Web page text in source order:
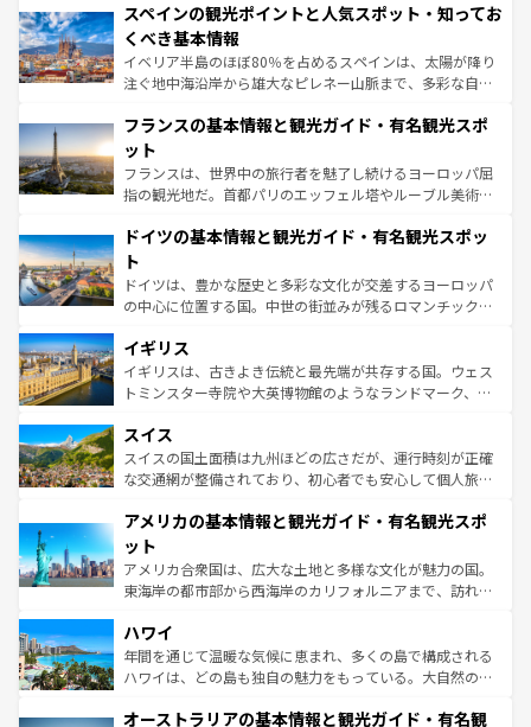
ろん、トスカーナの美しい田園風景やアマルフィ海岸の絶
景など、自然景観も見逃せない。観光の合間には、本場の
ピザやパスタなど、絶品のイタリア料理を堪能することも
できる。朝目覚めてから夜眠るまで、すべての瞬間を楽し
なお、新着のイタリア情報はコンテンツ一覧を参照してほ
しい。
スペインの観光ポイントと人気スポット・知ってお
くべき基本情報
イベリア半島のほぼ80％を占めるスペインは、太陽が降り
注ぐ地中海沿岸から雄大なピレネー山脈まで、多彩な自然
文化が根付くこの国では、情熱的なフラメンコ、熱気あふ
れる闘牛、そして美味しいタパスが生活の一部となってい
る。首都マドリードの洗練された雰囲気や、バルセロナの
アートに溢れた街角から、地方では古代ローマ遺跡や中世
せる。地方によって風土や気候が異なるスペインはその個
ンテンツ一覧 を参照してほしい。
フランスの基本情報と観光ガイド・有名観光スポ
ット
フランスは、世界中の旅行者を魅了し続けるヨーロッパ屈
指の観光地だ。首都パリのエッフェル塔やルーブル美術館
で、幅広い魅力が詰まっている。華麗な宮殿、歴史的な大
聖堂、美しいビーチ、そして豊かな自然が、訪れる者を心
から魅了する。また、フランスは美食の国としても知ら
れ、フランス料理はユネスコ無形文化遺産にも登録されて
香り高いラベンダー畑など、多彩な楽しみ方が可能だ。さ
らに、パリ以外の地域にも魅力が溢れており、どの街角に
も豊かな歴史と文化が息づいている。パリ以外の個性あふ
を参照してほしい。
ドイツの基本情報と観光ガイド・有名観光スポッ
ト
ドイツは、豊かな歴史と多彩な文化が交差するヨーロッパ
の中心に位置する国。中世の街並みが残るロマンチック街
顔を持つこの国は、どこを歩いても飽きることがない。ベ
ルリンの文化的活気、バイエルン州のアルプスの絶景、そ
してライン川沿いのワイン畑といった風景は必見。ビール
は、お酒好きな人にはぜひ体験してほしい。 なお、新着の
ドイツ情報はコンテンツ一覧を参照してほしい。
イギリス
イギリスは、古きよき伝統と最先端が共存する国。ウェス
トミンスター寺院や大英博物館のようなランドマーク、歴
リアごとに異なる魅力がある。また、優雅なアフタヌーン
ティー、ビール好きにはたまらない英国パブ、サッカー観
戦など、本場だからこそできる体験も豊富。イギリスを旅
ンツ一覧を参照してほしい。
スイス
スイスの国土面積は九州ほどの広さだが、運行時刻が正確
な交通網が整備されており、初心者でも安心して個人旅行
の建物がそのまま残る町や、スイスならではのユニークな
博物館もあり、アルプス観光だけでなく町歩きも満喫する
ことができる。国民の所得が高いため物価も高いが、旅行
者向けの交通パス提供のサービスもあり、うまく活用すれ
着のスイス情報は
アメリカの基本情報と観光ガイド・有名観光スポ
ット
アメリカ合衆国は、広大な土地と多様な文化が魅力の国。
東海岸の都市部から西海岸のカリフォルニアまで、訪れる
のような巨大都市は、観光、ショッピング、エンターテイ
ンメントが詰まった刺激的なスポットだ。一方、アメリカ
西部には大自然が広がり、グランドキャニオンやイエロー
部のニューオーリンズでは、音楽と美食が融合した独特の
ハワイ
年間を通じて温暖な気候に恵まれ、多くの島で構成される
ハワイは、どの島も独自の魅力をもっている。大自然の神
ワイ島は見逃せない。また、定番の観光地といえばオアフ
オーストラリアの基本情報と観光ガイド・有名観